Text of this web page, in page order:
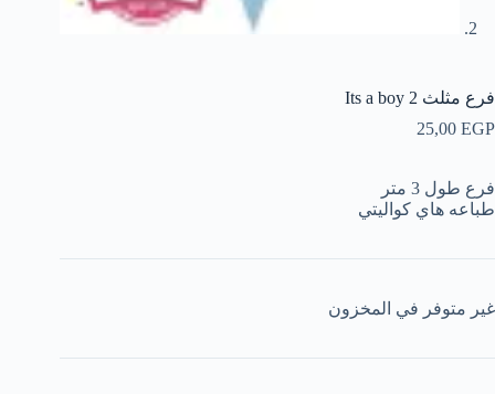
فرع مثلث Its a boy 2
25,00 EGP
فرع طول 3 متر
طباعه هاي كواليتي
غير متوفر في المخزون